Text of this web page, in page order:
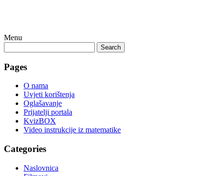
Menu
Search
Pages
O nama
Uvjeti korištenja
Oglašavanje
Prijatelji portala
KvizBOX
Video instrukcije iz matematike
Categories
Naslovnica